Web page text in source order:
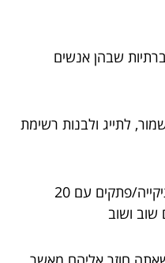
שבהן אנשים
לתייג ולבנות רשימת
הספרייה הפרטית שלך: תיקייה/פתקים עם 20
שוב ושוב